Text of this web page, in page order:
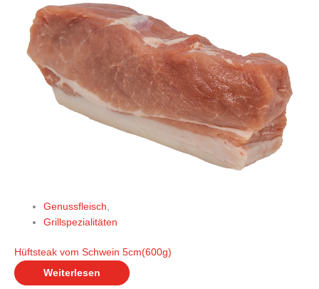
Genussfleisch
Grillspezialitäten
Hüftsteak vom Schwein 5cm(600g)
Weiterlesen